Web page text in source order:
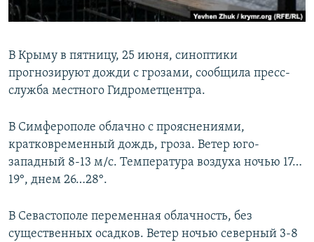
ПОБЕДИТЕЛЕЙ НЕ СУДЯТ?
ELIFBE
УКРАИНСКАЯ ПРОБЛЕМА КРЫМА
ПРИСОЕДИНЯЙТЕСЬ!
В Крыму в пятницу, 25 июня, синоптики
прогнозируют дожди с грозами, сообщила пресс-
служба местного Гидрометцентра.
В Симферополе облачно с прояснениями,
кратковременный дождь, гроза. Ветер юго-
западный 8-13 м/с. Температура воздуха ночью 17…
19°, днем 26…28°.
В Севастополе переменная облачность, без
существенных осадков. Ветер ночью северный 3-8